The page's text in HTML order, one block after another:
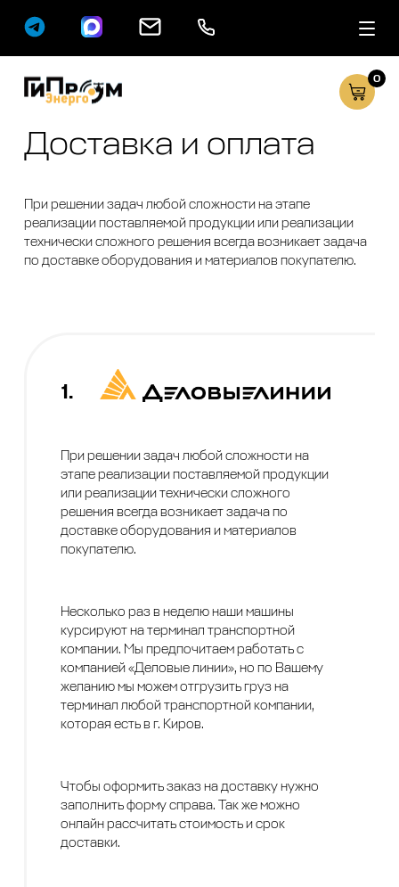
Сервисные
0
Доставка и оплата
При решении задач любой сложности на этапе
реализации поставляемой продукции или реализации
технически сложного решения всегда возникает задача
по доставке оборудования и материалов покупателю.
1.
При решении задач любой сложности на
этапе реализации поставляемой продукции
или реализации технически сложного
решения всегда возникает задача по
доставке оборудования и материалов
покупателю.
Несколько раз в неделю наши машины
курсируют на терминал транспортной
компании. Мы предпочитаем работать с
компанией «Деловые линии», но по Вашему
желанию мы можем отгрузить груз на
терминал любой транспортной компании,
которая есть в г. Киров.
Чтобы оформить заказ на доставку нужно
заполнить форму справа. Так же можно
онлайн рассчитать стоимость и срок
доставки.